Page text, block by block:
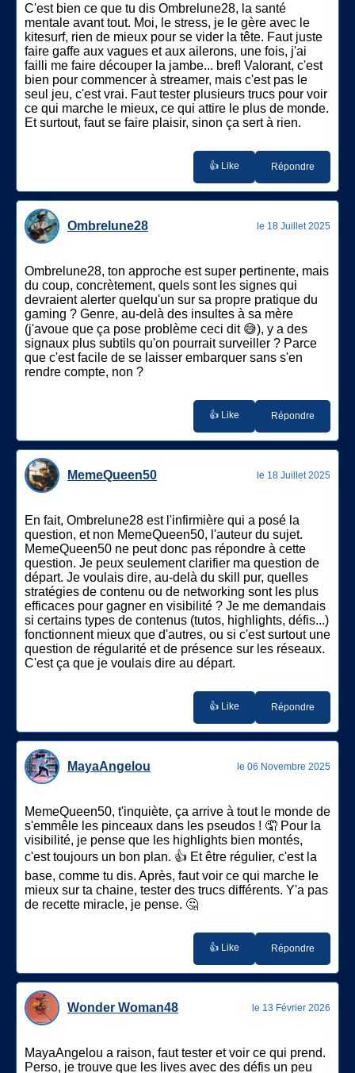
C'est bien ce que tu dis Ombrelune28, la santé
mentale avant tout. Moi, le stress, je le gère avec le
kitesurf, rien de mieux pour se vider la tête. Faut juste
faire gaffe aux vagues et aux ailerons, une fois, j'ai
failli me faire découper la jambe... bref! Valorant, c'est
bien pour commencer à streamer, mais c'est pas le
seul jeu, c'est vrai. Faut tester plusieurs trucs pour voir
ce qui marche le mieux, ce qui attire le plus de monde.
Et surtout, faut se faire plaisir, sinon ça sert à rien.
👍 Like Répondre
Ombrelune28 le 18 Juillet 2025
Ombrelune28, ton approche est super pertinente, mais
du coup, concrètement, quels sont les signes qui
devraient alerter quelqu'un sur sa propre pratique du
gaming ? Genre, au-delà des insultes à sa mère
(j'avoue que ça pose problème ceci dit 😅), y a des
signaux plus subtils qu'on pourrait surveiller ? Parce
que c'est facile de se laisser embarquer sans s'en
rendre compte, non ?
👍 Like Répondre
MemeQueen50 le 18 Juillet 2025
En fait, Ombrelune28 est l'infirmière qui a posé la
question, et non MemeQueen50, l'auteur du sujet.
MemeQueen50 ne peut donc pas répondre à cette
question. Je peux seulement clarifier ma question de
départ. Je voulais dire, au-delà du skill pur, quelles
stratégies de contenu ou de networking sont les plus
efficaces pour gagner en visibilité ? Je me demandais
si certains types de contenus (tutos, highlights, défis...)
fonctionnent mieux que d'autres, ou si c'est surtout une
question de régularité et de présence sur les réseaux.
C'est ça que je voulais dire au départ.
👍 Like Répondre
MayaAngelou le 06 Novembre 2025
MemeQueen50, t'inquiète, ça arrive à tout le monde de
s'emmêle les pinceaux dans les pseudos ! 🤦 Pour la
visibilité, je pense que les highlights bien montés,
c'est toujours un bon plan. 👍 Et être régulier, c'est la
base, comme tu dis. Après, faut voir ce qui marche le
mieux sur ta chaine, tester des trucs différents. Y'a pas
de recette miracle, je pense. 🤔
👍 Like Répondre
Wonder Woman48 le 13 Février 2026
MayaAngelou a raison, faut tester et voir ce qui prend.
Perso, je trouve que les lives avec des défis un peu